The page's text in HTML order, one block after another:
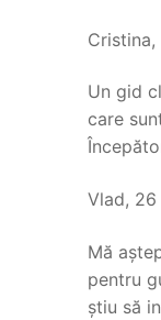
Cristina,
Un gid
care
Vlad, 26
Mă
pentru
știu să